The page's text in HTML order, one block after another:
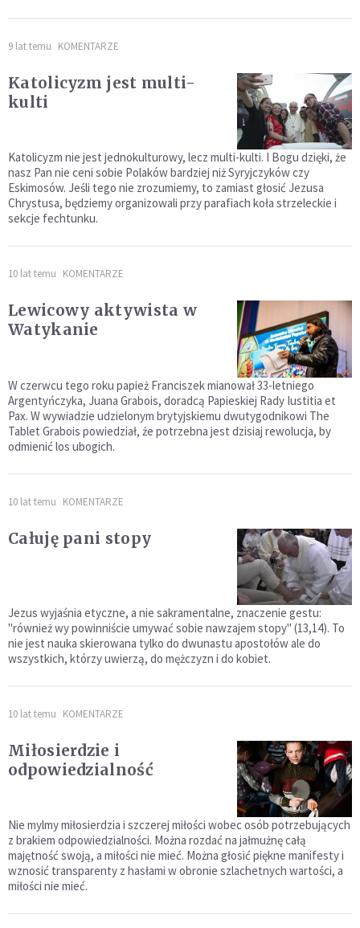
9 lat temu KOMENTARZE
Katolicyzm jest multi-
kulti
Katolicyzm nie jest jednokulturowy, lecz multi-kulti. I Bogu dzięki, że
nasz Pan nie ceni sobie Polaków bardziej niż Syryjczyków czy
Eskimosów. Jeśli tego nie zrozumiemy, to zamiast głosić Jezusa
Chrystusa, będziemy organizowali przy parafiach koła strzeleckie i
sekcje fechtunku.
10 lat temu KOMENTARZE
Lewicowy aktywista w
Watykanie
W czerwcu tego roku papież Franciszek mianował 33-letniego
Argentyńczyka, Juana Grabois, doradcą Papieskiej Rady Iustitia et
Pax. W wywiadzie udzielonym brytyjskiemu dwutygodnikowi The
Tablet Grabois powiedział, że potrzebna jest dzisiaj rewolucja, by
odmienić los ubogich.
10 lat temu KOMENTARZE
Całuję pani stopy
Jezus wyjaśnia etyczne, a nie sakramentalne, znaczenie gestu:
"również wy powinniście umywać sobie nawzajem stopy" (13,14). To
nie jest nauka skierowana tylko do dwunastu apostołów ale do
wszystkich, którzy uwierzą, do mężczyzn i do kobiet.
10 lat temu KOMENTARZE
Miłosierdzie i
odpowiedzialność
Nie mylmy miłosierdzia i szczerej miłości wobec osób potrzebujących
z brakiem odpowiedzialności. Można rozdać na jałmużnę całą
majętność swoją, a miłości nie mieć. Można głosić piękne manifesty i
wznosić transparenty z hasłami w obronie szlachetnych wartości, a
miłości nie mieć.